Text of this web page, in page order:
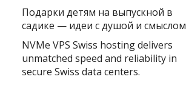
Подарки детям на выпускной в
садике — идеи с душой и смыслом
NVMe VPS Swiss hosting delivers
unmatched speed and reliability in
secure Swiss data centers.